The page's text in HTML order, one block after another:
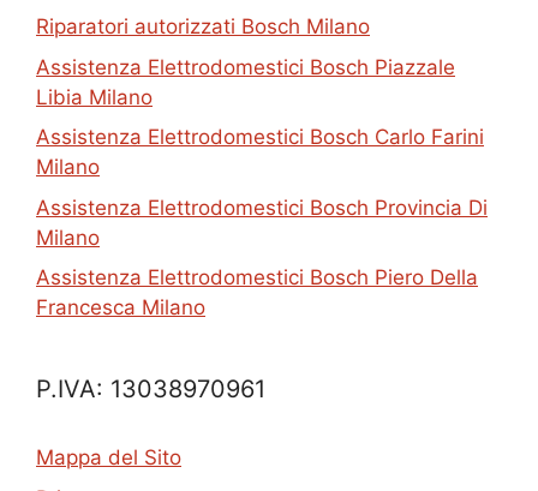
Riparatori autorizzati Bosch Milano
Assistenza Elettrodomestici Bosch Piazzale
Libia Milano
Assistenza Elettrodomestici Bosch Carlo Farini
Milano
Assistenza Elettrodomestici Bosch Provincia Di
Milano
Assistenza Elettrodomestici Bosch Piero Della
Francesca Milano
P.IVA: 13038970961
Mappa del Sito